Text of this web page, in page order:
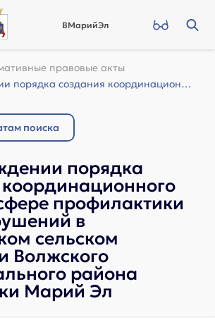
ВМарийЭл
правовые акты
Об утверждении порядка создания координационного органа в сфере профилактики пра...
поиска
порядка
профилактики
в
сельском
Волжского
района
Марий Эл